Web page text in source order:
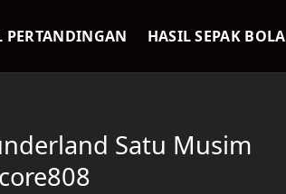
PERTANDINGAN HASIL SEPAK BOLA
Satu Musim